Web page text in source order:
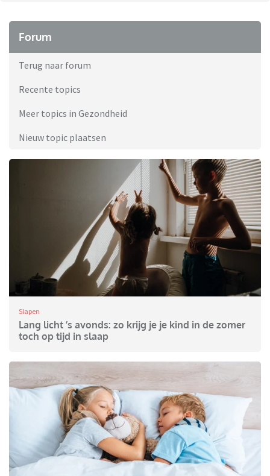
Forum
Terug naar forum
Recente topics
Meer topics in Gezondheid
Nieuw topic plaatsen
Slapen
Lang licht ’s avonds: zo krijg je je kind in de zomer
toch op tijd in slaap